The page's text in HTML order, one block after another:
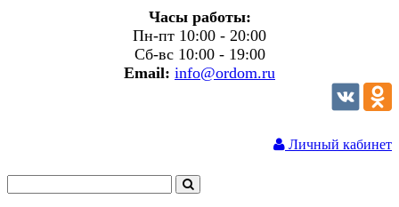
Часы работы:
Пн-пт 10:00 - 20:00
Сб-вс 10:00 - 19:00
Email: info@ordom.ru
Личный кабинет